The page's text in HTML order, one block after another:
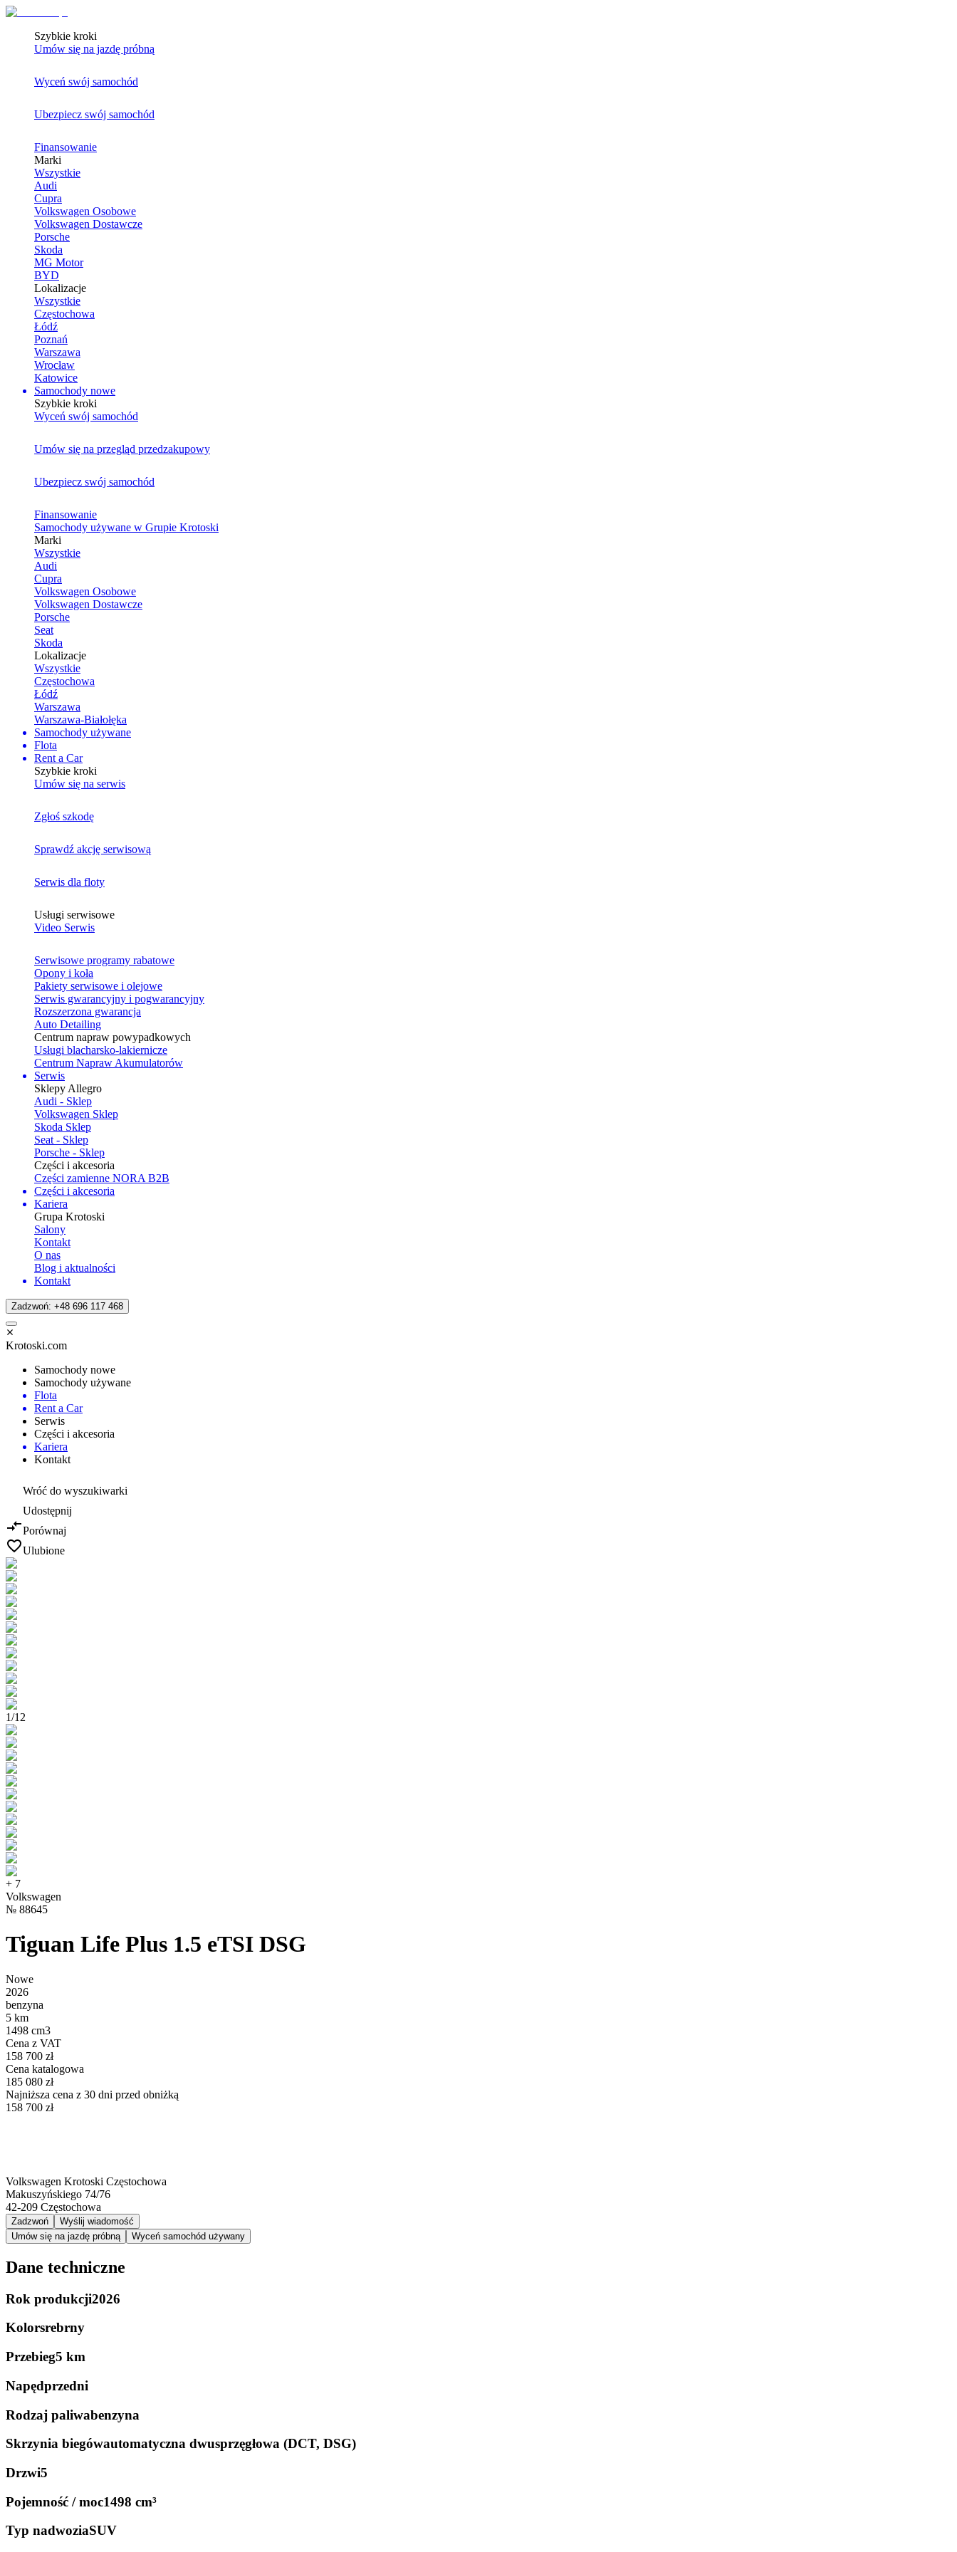
Szybkie kroki
Umów się na jazdę próbną
Wyceń swój samochód
Ubezpiecz swój samochód
Finansowanie
Marki
Wszystkie
Audi
Cupra
Volkswagen Osobowe
Volkswagen Dostawcze
Porsche
Skoda
MG Motor
BYD
Lokalizacje
Wszystkie
Częstochowa
Łódź
Poznań
Warszawa
Wrocław
Katowice
Samochody nowe
Szybkie kroki
Wyceń swój samochód
Umów się na przegląd przedzakupowy
Ubezpiecz swój samochód
Finansowanie
Samochody używane w Grupie Krotoski
Marki
Wszystkie
Audi
Cupra
Volkswagen Osobowe
Volkswagen Dostawcze
Porsche
Seat
Skoda
Lokalizacje
Wszystkie
Częstochowa
Łódź
Warszawa
Warszawa-Białołęka
Samochody używane
Flota
Rent a Car
Szybkie kroki
Umów się na serwis
Zgłoś szkodę
Sprawdź akcję serwisową
Serwis dla floty
Usługi serwisowe
Video Serwis
Serwisowe programy rabatowe
Opony i koła
Pakiety serwisowe i olejowe
Serwis gwarancyjny i pogwarancyjny
Rozszerzona gwarancja
Auto Detailing
Centrum napraw powypadkowych
Usługi blacharsko-lakiernicze
Centrum Napraw Akumulatorów
Serwis
Sklepy Allegro
Audi - Sklep
Volkswagen Sklep
Skoda Sklep
Seat - Sklep
Porsche - Sklep
Części i akcesoria
Części zamienne NORA B2B
Części i akcesoria
Kariera
Grupa Krotoski
Salony
Kontakt
O nas
Blog i aktualności
Kontakt
Zadzwoń: +48 696 117 468
Krotoski.com
Samochody nowe
Samochody używane
Flota
Rent a Car
Serwis
Części i akcesoria
Kariera
Kontakt
Wróć do wyszukiwarki
Udostępnij
Porównaj
Ulubione
1/12
+ 7
Volkswagen
№ 88645
Tiguan Life Plus 1.5 eTSI DSG
Nowe
2026
benzyna
5 km
1498 cm3
Cena z VAT
158 700 zł
Cena katalogowa
185 080 zł
Najniższa cena z 30 dni przed obniżką
158 700 zł
Volkswagen Krotoski Częstochowa
Makuszyńskiego 74/76
42-209 Częstochowa
Zadzwoń
Wyślij wiadomość
Umów się na jazdę próbną
Wyceń samochód używany
Dane techniczne
Rok produkcji2026
Kolorsrebrny
Przebieg5 km
Napędprzedni
Rodzaj paliwabenzyna
Skrzynia biegówautomatyczna dwusprzęgłowa (DCT, DSG)
Drzwi5
Pojemność / moc1498 cm³
Typ nadwoziaSUV